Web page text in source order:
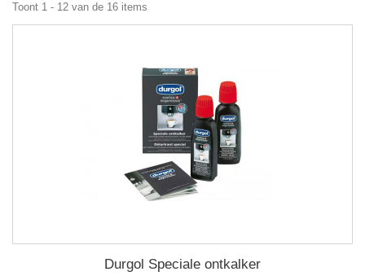
Toont 1 - 12 van de 16 items
Durgol Speciale ontkalker